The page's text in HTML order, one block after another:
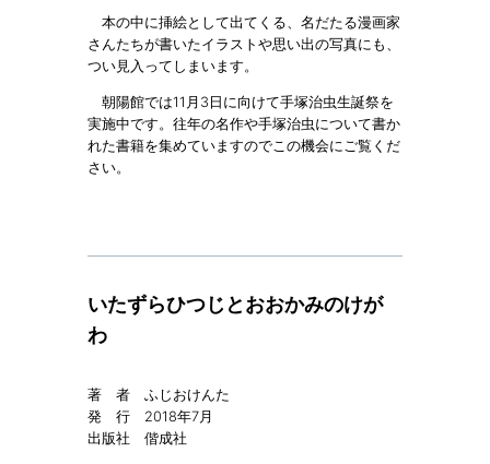
本の中に挿絵として出てくる、名だたる漫画家
さんたちが書いたイラストや思い出の写真にも、
つい見入ってしまいます。
朝陽館では11月3日に向けて手塚治虫生誕祭を
実施中です。往年の名作や手塚治虫について書か
れた書籍を集めていますのでこの機会にご覧くだ
さい。
いたずらひつじとおおかみのけが
わ
著 者 ふじおけんた
発 行 2018年7月
出版社 偕成社